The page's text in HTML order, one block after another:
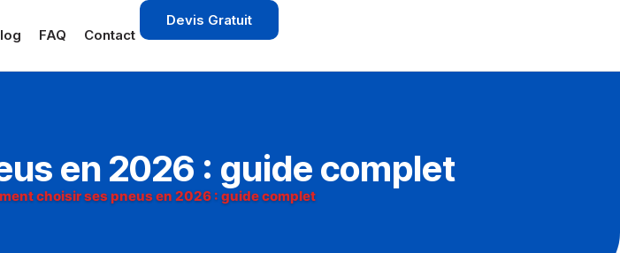
FAQ Contact
Devis Gratuit
en 2026 : guide complet
choisir ses pneus en 2026 : guide complet